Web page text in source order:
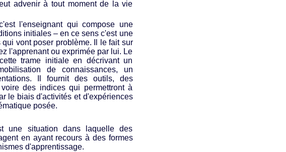
advenir à tout moment de la vie
l'enseignant qui compose une
initiales – en ce sens c'est une
vont poser problème. Il le fait sur
l'apprenant ou exprimée par lui. Le
trame initiale en décrivant un
de connaissances, un
Il fournit des outils, des
des indices qui permettront à
le biais d'activités et d'expériences
posée.
une situation dans laquelle des
en ayant recours à des formes
d'apprentissage.